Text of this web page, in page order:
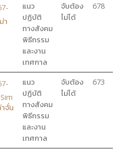
า
แนว
ปฏิบัติ
ทางสังคม
พิธีกรรม
และงาน
เทศกาล
จับต้อง
ไม่ได้
678
จั่น
แนว
ปฏิบัติ
ทางสังคม
พิธีกรรม
และงาน
เทศกาล
จับต้อง
ไม่ได้
673